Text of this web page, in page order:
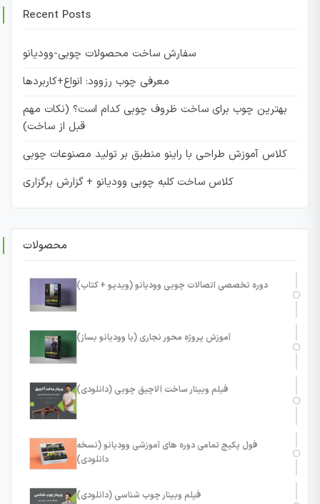
Recent Posts
سفارش ساخت محصولات چوبی-وودیانو
معرفی چوب رزوود: انواع+کاربردها
بهترین چوب برای ساخت ظروف چوبی کدام است؟ (نکات مهم
قبل از ساخت)
کلاس آموزش طراحی با راینو منطبق بر تولید مصنوعات چوبی
کلاس ساخت کلبه چوبی وودیانو + گزارش برگزاری
محصولات
دوره تخصصی اتصالات چوبی وودیانو (ویدیو + کتاب)
آموزش پروژه محور نجاری (با وودیانو بساز)
فیلم وبینار ساخت آلاچیق چوبی (دانلودی)
فول پکیج تمامی دوره های آموزشی وودیانو (نسخه
دانلودی)
فیلم وبینار چوب شناسی (دانلودی)